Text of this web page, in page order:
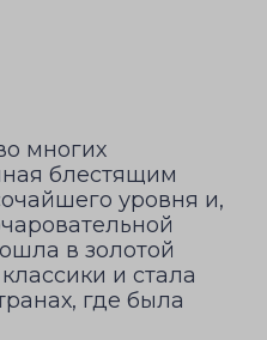
многих
блестящим
уровня и,
в золотой
и стала
где была